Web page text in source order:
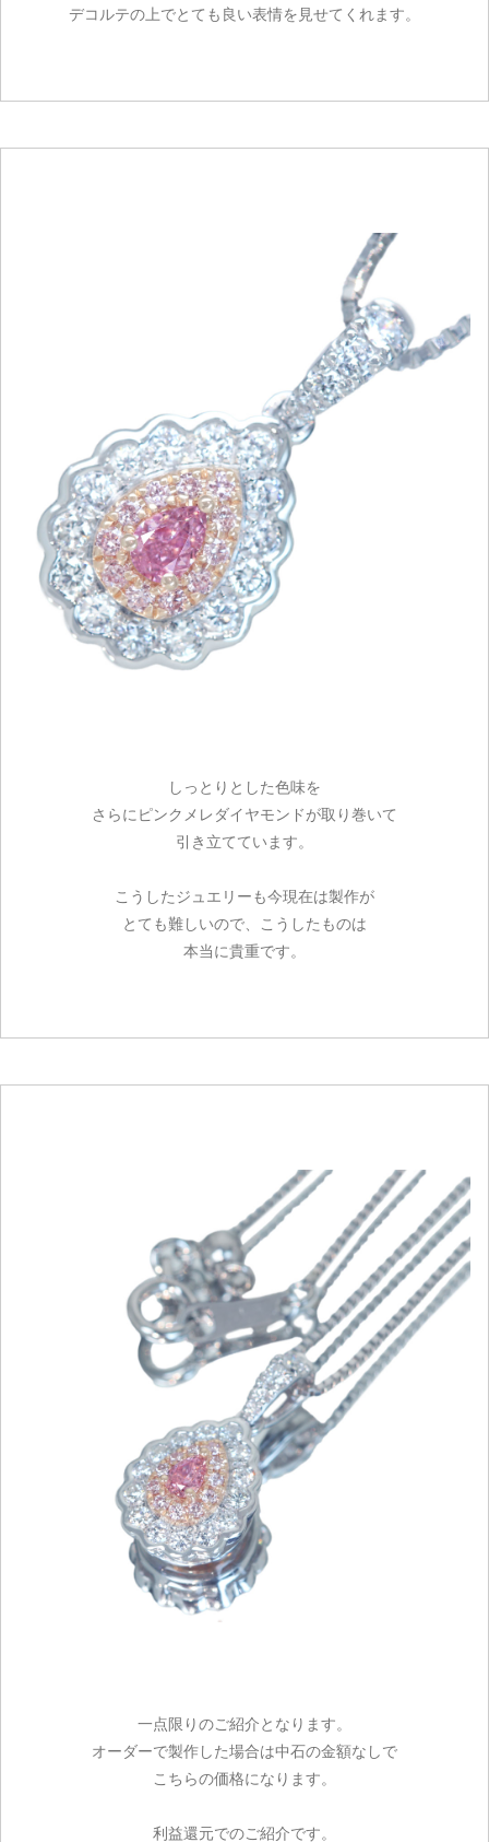
デコルテの上でとても良い表情を見せてくれます。
しっとりとした色味を
さらにピンクメレダイヤモンドが取り巻いて
引き立てています。
こうしたジュエリーも今現在は製作が
とても難しいので、こうしたものは
本当に貴重です。
一点限りのご紹介となります。
オーダーで製作した場合は中石の金額なしで
こちらの価格になります。
利益還元でのご紹介です。